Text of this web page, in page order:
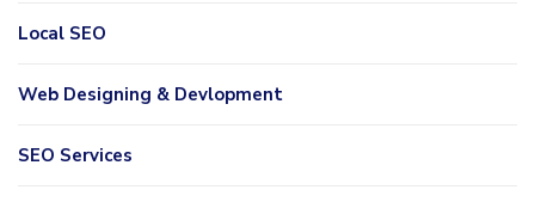
Local SEO
Web Designing & Devlopment
SEO Services